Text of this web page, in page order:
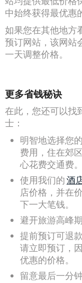
中始终获得最优惠
如果您在其他地方
预订网站，该网站
一天调整价格。
更多省钱秘诀
在此，您还可以找
士：
明智地选择您
费用，住在郊
心花费交通费。
使用我们的酒
店价格，并在
下一大笔钱。
避开旅游高峰
提前预订可退
请立即预订，
优惠的价格。
留意最后一分